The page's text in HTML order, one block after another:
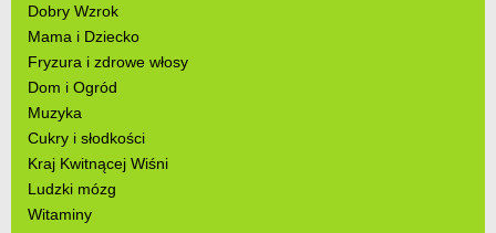
Dobry Wzrok
Mama i Dziecko
Fryzura i zdrowe włosy
Dom i Ogród
Muzyka
Cukry i słodkości
Kraj Kwitnącej Wiśni
Ludzki mózg
Witaminy